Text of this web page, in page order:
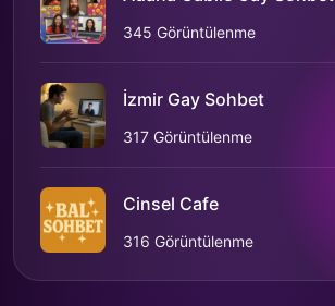
345 Görüntülenme
İzmir Gay Sohbet
317 Görüntülenme
Cinsel Cafe
316 Görüntülenme